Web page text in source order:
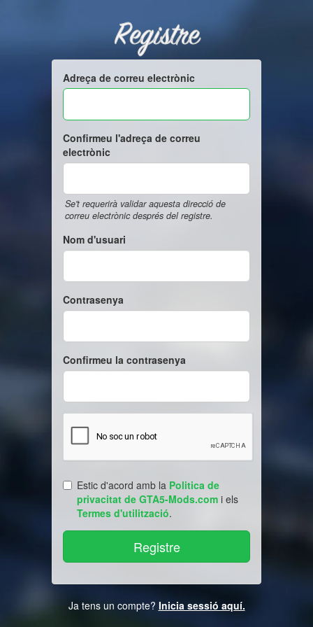
Registre
Adreça de correu electrònic
Confirmeu l'adreça de correu
electrònic
Se't requerirà validar aquesta direcció de
correu electrònic després del registre.
Nom d'usuari
Contrasenya
Confirmeu la contrasenya
Estic d'acord amb la Politica de
privacitat de GTA5-Mods.com i els
Termes d'utilització.
Ja tens un compte? Inicia sessió aquí.